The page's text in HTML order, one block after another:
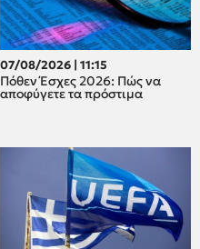
07/08/2026 | 11:15
Πόθεν Έσχες 2026: Πώς να
αποφύγετε τα πρόστιμα